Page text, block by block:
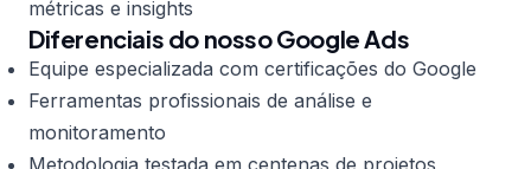
métricas e insights
Diferenciais do nosso Google Ads
Equipe especializada com certificações do Google
Ferramentas profissionais de análise e
monitoramento
Metodologia testada em centenas de projetos